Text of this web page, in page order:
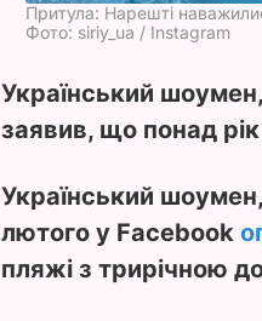
Притула: Нарешті
Фото: siriy_ua / Instagram
Український
заявив, що понад
Український
лютого у Facebook
пляжі з трирічною